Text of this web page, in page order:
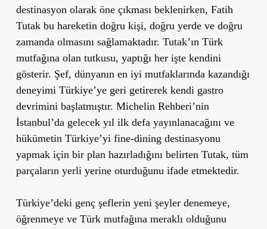
destinasyon olarak öne çıkması beklenirken, Fatih
Tutak bu hareketin doğru kişi, doğru yerde ve doğru
zamanda olmasını sağlamaktadır. Tutak’ın Türk
mutfağına olan tutkusu, yaptığı her işte kendini
gösterir. Şef, dünyanın en iyi mutfaklarında kazandığı
deneyimi Türkiye’ye geri getirerek kendi gastro
devrimini başlatmıştır. Michelin Rehberi’nin
İstanbul’da gelecek yıl ilk defa yayınlanacağını ve
hükümetin Türkiye’yi fine-dining destinasyonu
yapmak için bir plan hazırladığını belirten Tutak, tüm
parçaların yerli yerine oturduğunu ifade etmektedir.
Türkiye’deki genç şeflerin yeni şeyler denemeye,
öğrenmeye ve Türk mutfağına meraklı olduğunu